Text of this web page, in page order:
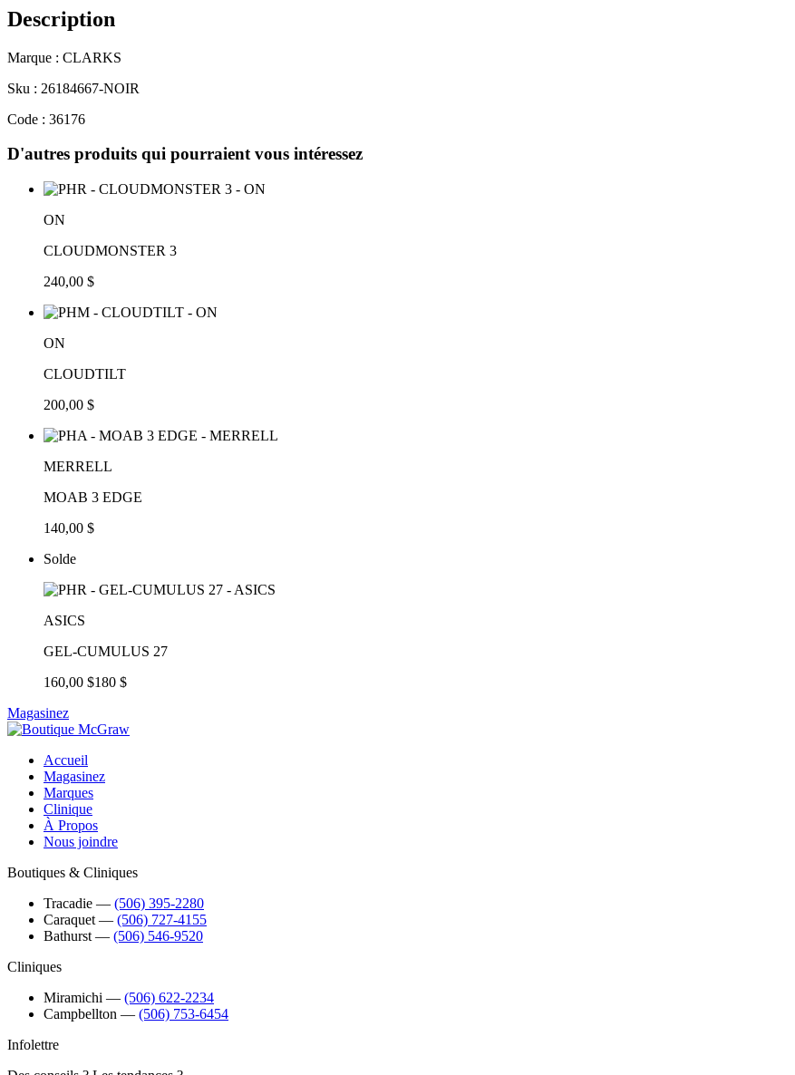
Description
Marque : CLARKS
Sku : 26184667-NOIR
Code : 36176
D'autres produits qui pourraient vous intéressez
ON
CLOUDMONSTER 3
240,00 $
ON
CLOUDTILT
200,00 $
MERRELL
MOAB 3 EDGE
140,00 $
Solde
ASICS
GEL-CUMULUS 27
160,00 $180 $
Magasinez
Accueil
Magasinez
Marques
Clinique
À Propos
Nous joindre
Boutiques & Cliniques
Tracadie ― (506) 395-2280
Caraquet ― (506) 727-4155
Bathurst ― (506) 546-9520
Cliniques
Miramichi ― (506) 622-2234
Campbellton ― (506) 753-6454
Infolettre